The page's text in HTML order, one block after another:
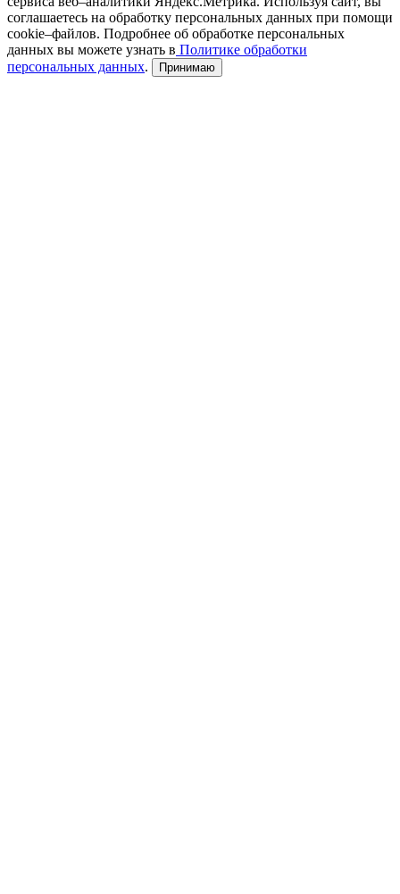
соглашаетесь на обработку персональных данных при помощи
cookie–файлов. Подробнее об обработке персональных
данных вы можете узнать в Политике обработки
персональных данных. Принимаю